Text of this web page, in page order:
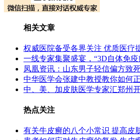
相关文章
权威医院备受各界关注 优质医疗
一线专家集聚盛宴，“3D自体免
凤凰资讯：山东男子轻信偏方致
中华医学会张建中教授教你如何
中、美、加皮肤医学专家汇郑州
热点关注
有关牛皮癣的八个小常识 提高皮